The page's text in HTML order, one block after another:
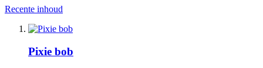
Recente inhoud
Pixie bob